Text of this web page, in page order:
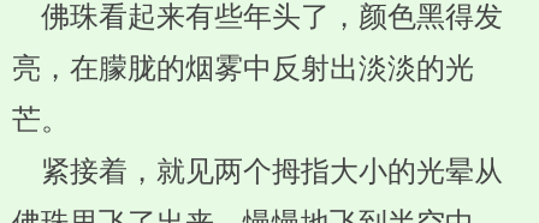
佛珠看起来有些年头了，颜色黑得发
亮，在朦胧的烟雾中反射出淡淡的光
芒。
紧接着，就见两个拇指大小的光晕从